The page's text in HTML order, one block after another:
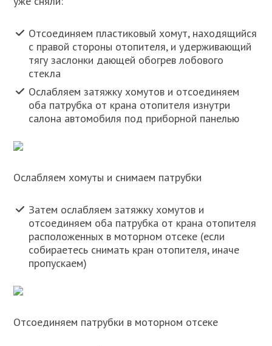
Отсоединяем пластиковый хомут, находящийся
с правой стороны отопителя, и удерживающий
тягу заслонки дающей обогрев лобового
стекла
Ослабляем затяжку хомутов и отсоединяем
оба патрубка от крана отопителя изнутри
салона автомобиля под приборной панелью
Ослабляем хомуты и снимаем патрубки
Затем ослабляем затяжку хомутов и
отсоединяем оба патрубка от крана отопителя
расположенных в моторном отсеке (если
собираетесь снимать кран отопителя, иначе
пропускаем)
Отсоединяем патрубки в моторном отсеке